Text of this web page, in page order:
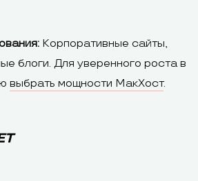
Корпоративные сайты,
блоги. Для уверенного роста в
выбрать мощности МакХост.